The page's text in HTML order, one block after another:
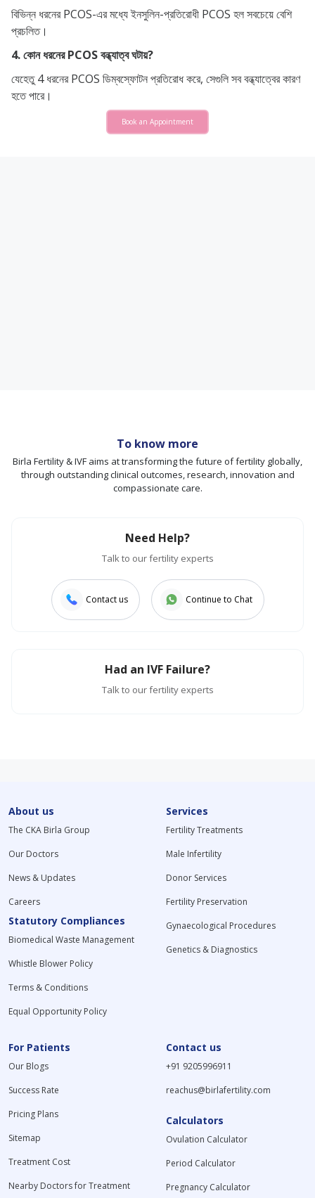
বিভিন্ন ধরনের PCOS-এর মধ্যে ইনসুলিন-প্রতিরোধী PCOS হল সবচেয়ে বেশি
প্রচলিত।
4. কোন ধরনের PCOS বন্ধ্যাত্ব ঘটায়?
যেহেতু 4 ধরনের PCOS ডিম্বস্ফোটন প্রতিরোধ করে, সেগুলি সব বন্ধ্যাত্বের কারণ
হতে পারে।
Book an Appointment
To know more
Birla Fertility & IVF aims at transforming the future of fertility globally,
through outstanding clinical outcomes, research, innovation and
compassionate care.
Need Help?
Talk to our fertility experts
Contact us Continue to Chat
Had an IVF Failure?
Talk to our fertility experts
About us
The CKA Birla Group
Our Doctors
News & Updates
Careers
Statutory Compliances
Biomedical Waste Management
Whistle Blower Policy
Terms & Conditions
Equal Opportunity Policy
Services
Fertility Treatments
Male Infertility
Donor Services
Fertility Preservation
Gynaecological Procedures
Genetics & Diagnostics
For Patients
Our Blogs
Success Rate
Pricing Plans
Sitemap
Treatment Cost
Nearby Doctors for Treatment
Contact us
+91 9205996911
reachus@birlafertility.com
Calculators
Ovulation Calculator
Period Calculator
Pregnancy Calculator